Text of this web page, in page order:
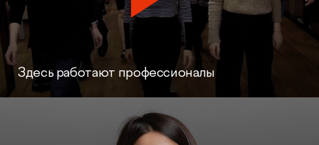
Здесь работают профессионалы